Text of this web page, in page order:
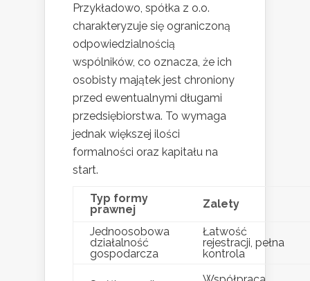
Przykładowo, spółka z o.o.
charakteryzuje się ograniczoną
odpowiedzialnością
wspólników, co oznacza, że ich
osobisty majątek jest chroniony
przed ewentualnymi długami
przedsiębiorstwa. To wymaga
jednak większej ilości
formalności oraz kapitału na
start.
Typ formy
prawnej
Zalety
Jednoosobowa
działalność
gospodarcza
Łatwość
rejestracji, pełna
kontrola